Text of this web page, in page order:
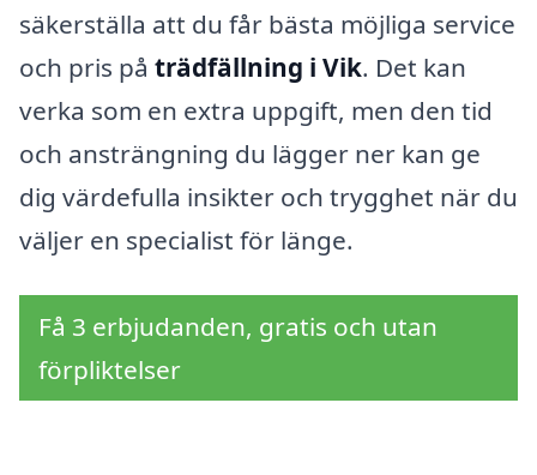
säkerställa att du får bästa möjliga service
och pris på trädfällning i Vik. Det kan
verka som en extra uppgift, men den tid
och ansträngning du lägger ner kan ge
dig värdefulla insikter och trygghet när du
väljer en specialist för länge.
Få 3 erbjudanden, gratis och utan
förpliktelser